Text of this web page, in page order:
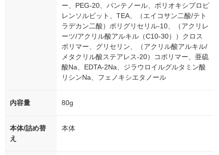
ー、PEG-20、パンテノール、ポリオキシプロピ
レンソルビット、TEA、（エイコサン二酸/テト
ラデカン二酸）ポリグリセリル-10、（アクリレ
ーツ/アクリル酸アルキル（C10-30））クロス
ポリマー、グリセリン、（アクリル酸アルキル/
メタクリル酸ステアレス-20）コポリマー、亜硫
酸Na、EDTA-2Na、ジラウロイルグルタミン酸
リシンNa、フェノキシエタノール
内容量 80g
本体/詰め替
え
本体